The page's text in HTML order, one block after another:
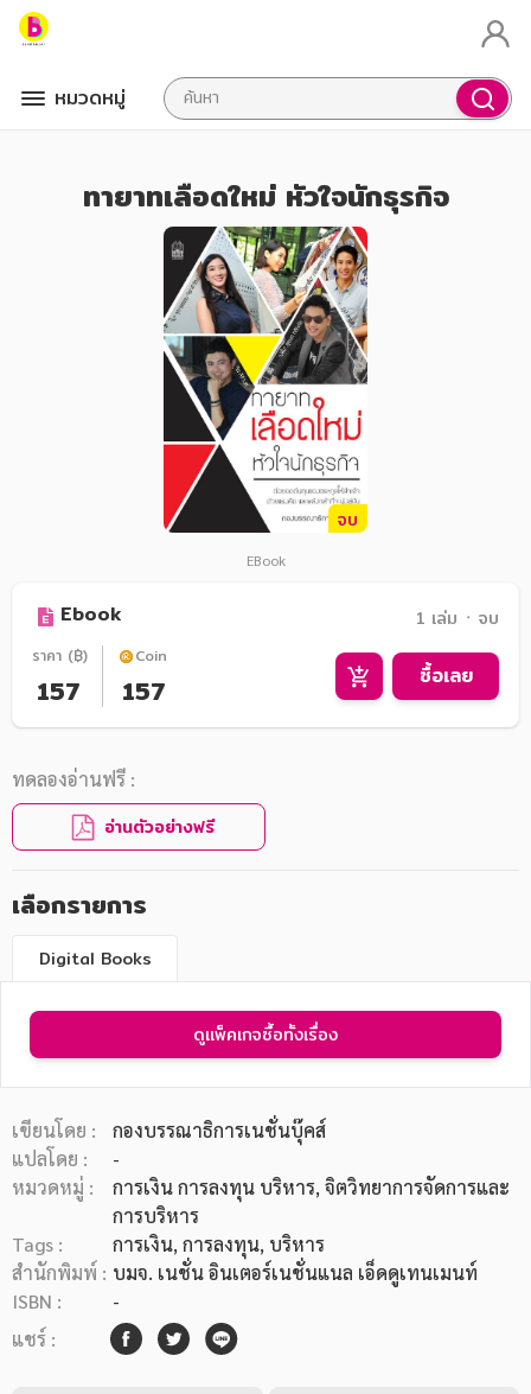
หมวดหมู่
หมวดหมู่หนังสือ
หมวดหมู่ยอดนิยม
ทายาทเลือดใหม่ หัวใจนักธุรกิจ
จบ
EBook
Ebook 1 เล่ม ᛫ จบ
ราคา (฿)
157
Coin
157 ซื้อเลย
ทดลองอ่านฟรี :
อ่านตัวอย่างฟรี
เลือกรายการ
Digital Books
ดูแพ็คเกจซื้อทั้งเรื่อง
เขียนโดย :
กองบรรณาธิการเนชั่นบุ๊คส์
แปลโดย :
-
หมวดหมู่ :
การเงิน การลงทุน บริหาร, จิตวิทยาการจัดการและ
การบริหาร
Tags :
การเงิน, การลงทุน, บริหาร
สำนักพิมพ์ : บมจ. เนชั่น อินเตอร์เนชั่นแนล เอ็ดดูเทนเมนท์
ISBN :
-
แชร์ :